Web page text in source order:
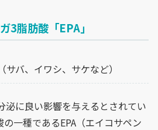
3脂肪酸「EPA」
サバ、イワシ、サケなど）
泌に良い影響を与えるとされてい
一種であるEPA（エイコサペン